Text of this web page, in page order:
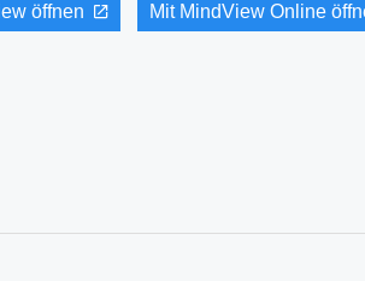
öffnen Mit MindView Online